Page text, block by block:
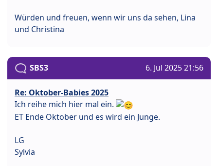
Würden und freuen, wenn wir uns da sehen, Lina
und Christina
SBS3 6. Jul 2025 21:56
Re: Oktober-Babies 2025
Ich reihe mich hier mal ein.
ET Ende Oktober und es wird ein Junge.
LG
Sylvia